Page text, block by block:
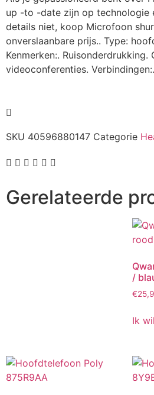
up -to -date zijn op technologie
details niet, koop Microfoon
onverslaanbare prijs.. Type:
Kenmerken:. Ruisonderdrukking.
videoconferenties.
SKU 40596880147 Categorie
Gerelateerde
/
€
Ik